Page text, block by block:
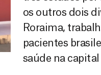
os outros dois
Roraima,
pacientes
saúde na capital